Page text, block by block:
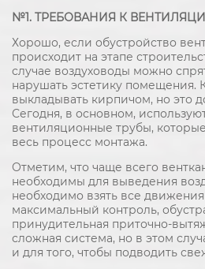
№1. ТРЕБОВАНИЯ К
Хорошо, если обустройство
происходит на этапе
случае воздуховоды можно
нарушать эстетику помещения.
выкладывать кирпичом, но это
Сегодня, в основном,
вентиляционные трубы,
весь процесс монтажа.
Отметим, что чаще всего
необходимы для выведения
необходимо взять все
максимальный контроль,
принудительная приточно-
сложная система, но в этом
и для того, чтобы подводить